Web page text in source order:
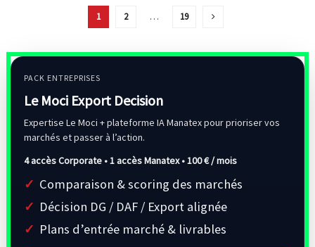
1 2 … 19
PACK ENTREPRISES
Le Moci Export Decision
Expertise Le Moci + plateforme IA Manatex pour prioriser vos
marchés et passer à l’action.
4 accès Corporate • 1 accès Manatex •100 € / mois
Comparaison & scoring des marchés
Décision DG / DAF / Export alignée
Plans d’entrée marché & livrables